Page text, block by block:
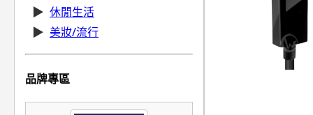
▶ 休閒生活
▶ 美妝/流行
品牌專區